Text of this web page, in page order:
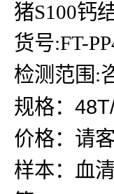
猪S100钙
货号:FT-
检测范围:
规格：
价格：请
样本：血